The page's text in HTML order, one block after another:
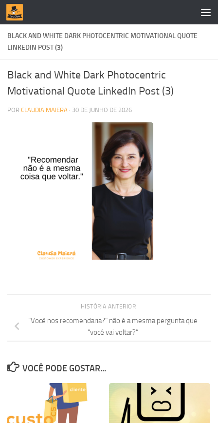
Skip to content
BLACK AND WHITE DARK PHOTOCENTRIC MOTIVATIONAL QUOTE
LINKEDIN POST (3)
Black and White Dark Photocentric
Motivational Quote LinkedIn Post (3)
POR CLAUDIA MAIERA · 30 DE JUNHO DE 2026
HISTÓRIA ANTERIOR
“Você nos recomendaria?” não é a mesma pergunta que
“você vai voltar?”
VOCÊ PODE GOSTAR...